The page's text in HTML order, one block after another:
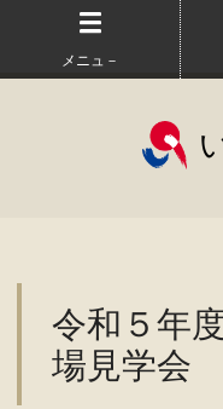
メニュ－
令和５年
場見学会